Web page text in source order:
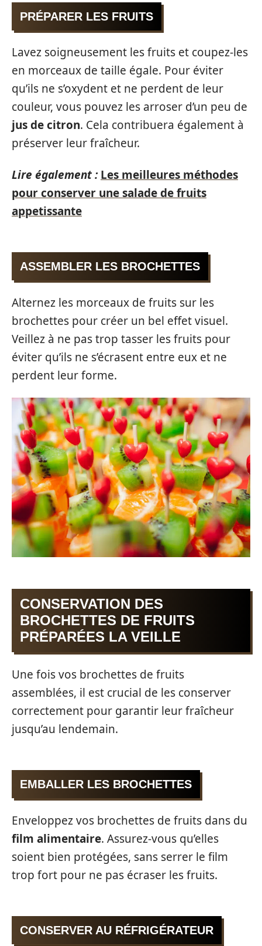
PRÉPARER LES FRUITS
Lavez soigneusement les fruits et coupez-les
en morceaux de taille égale. Pour éviter
qu’ils ne s’oxydent et ne perdent de leur
couleur, vous pouvez les arroser d’un peu de
jus de citron. Cela contribuera également à
préserver leur fraîcheur.
Lire également : Les meilleures méthodes
pour conserver une salade de fruits
appetissante
ASSEMBLER LES BROCHETTES
Alternez les morceaux de fruits sur les
brochettes pour créer un bel effet visuel.
Veillez à ne pas trop tasser les fruits pour
éviter qu’ils ne s’écrasent entre eux et ne
perdent leur forme.
CONSERVATION DES
BROCHETTES DE FRUITS
PRÉPARÉES LA VEILLE
Une fois vos brochettes de fruits
assemblées, il est crucial de les conserver
correctement pour garantir leur fraîcheur
jusqu’au lendemain.
EMBALLER LES BROCHETTES
Enveloppez vos brochettes de fruits dans du
film alimentaire. Assurez-vous qu’elles
soient bien protégées, sans serrer le film
trop fort pour ne pas écraser les fruits.
CONSERVER AU RÉFRIGÉRATEUR